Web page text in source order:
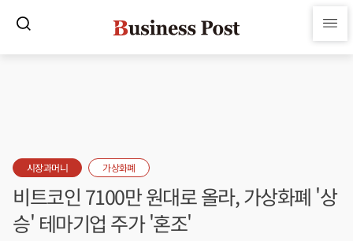
시장과머니 가상화폐
비트코인 7100만 원대로 올라, 가상화폐 '상
승' 테마기업 주가 '혼조'